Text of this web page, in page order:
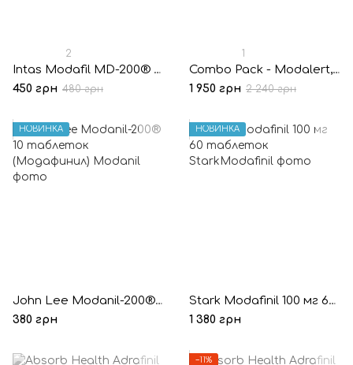
2
Intas Modafil MD-200® 10 таблеток (Модафинил)
450 грн 480 грн
1
Combo Pack - Modalert, Modvigil, Modafil MD, Waklert, Artvigil
1 950 грн 2 240 грн
НОВИНКА
John Lee Modanil-200® 10 таблеток (Модафинил)
380 грн
НОВИНКА
Stark Modafinil 100 мг 60 таблеток
1 380 грн
−11%